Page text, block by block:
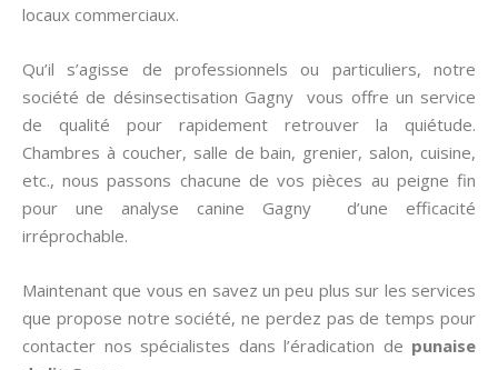
locaux commerciaux.
Qu’il s’agisse de professionnels ou particuliers, notre
société de désinsectisation Gagny vous offre un service
de qualité pour rapidement retrouver la quiétude.
Chambres à coucher, salle de bain, grenier, salon, cuisine,
etc., nous passons chacune de vos pièces au peigne fin
pour une analyse canine Gagny d’une efficacité
irréprochable.
Maintenant que vous en savez un peu plus sur les services
que propose notre société, ne perdez pas de temps pour
contacter nos spécialistes dans l’éradication de punaise